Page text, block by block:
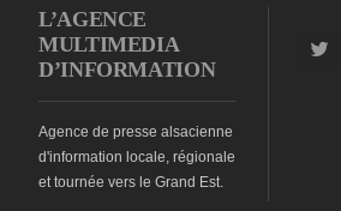
L’AGENCE
MULTIMEDIA
D’INFORMATION
Agence de presse alsacienne
d'information locale, régionale
et tournée vers le Grand Est.